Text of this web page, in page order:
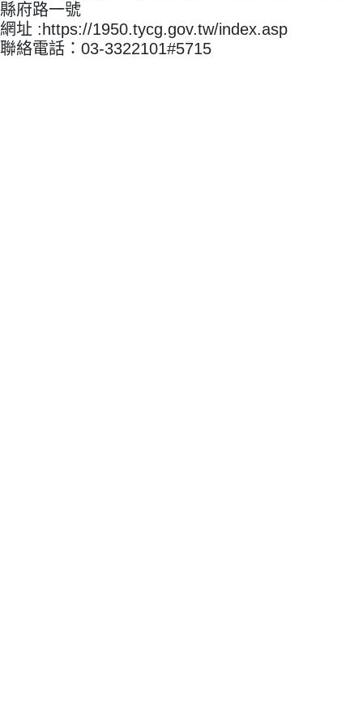
縣府路一號
網址 :https://1950.tycg.gov.tw/index.asp
聯絡電話：03-3322101#5715